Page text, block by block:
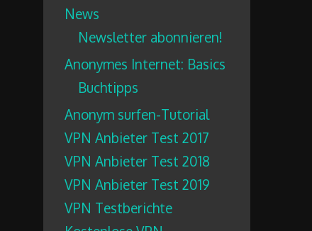
News
Newsletter abonnieren!
Anonymes Internet: Basics
Buchtipps
Anonym surfen-Tutorial
VPN Anbieter Test 2017
VPN Anbieter Test 2018
VPN Anbieter Test 2019
VPN Testberichte